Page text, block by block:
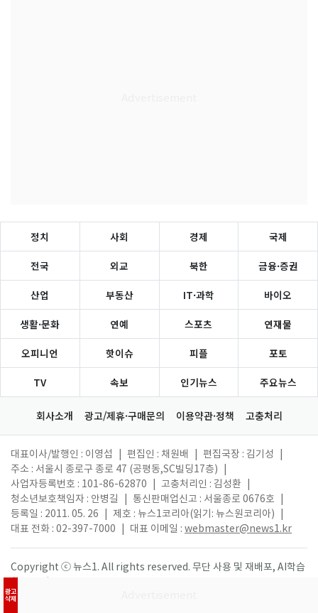
광고
삭제
정치 사회 경제 국제
전국 외교 북한 금융·증권
산업 부동산 IT·과학 바이오
생활·문화 연예 스포츠 연재물
오피니언 핫이슈 피플 포토
TV 속보 인기뉴스 주요뉴스
회사소개 광고/제휴·구매문의 이용약관·정책 고충처리
대표이사/발행인 : 이영섭 편집인 : 채원배 편집국장 : 김기성
주소 : 서울시 종로구 종로 47 (공평동,SC빌딩17층)
사업자등록번호 : 101-86-62870
고충처리인 : 김성환
청소년보호책임자 : 안병길
통신판매업신고 : 서울종로 0676호
등록일 : 2011. 05. 26
제호 : 뉴스1코리아(읽기: 뉴스원코리아)
대표 전화 : 02-397-7000
대표 이메일 : webmaster@news1.kr
Copyright ⓒ 뉴스1. All rights reserved. 무단 사용 및 재배포, AI학습